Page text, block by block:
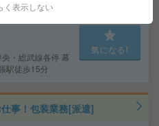
■給与の前払いが
・総武線各停 幕
駅徒歩15分
気になる!
事！包装業務[派遣]
く表示しない